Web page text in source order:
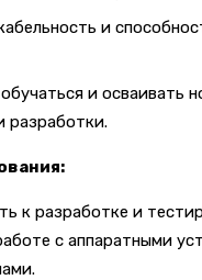
и
и осваивать
разработки.
к разработке и
с аппаратными